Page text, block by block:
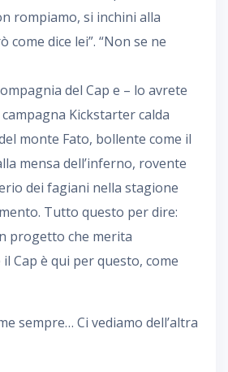
rompiamo, si inchini alla
come dice lei”. “Non se ne
del Cap e – lo avrete
Kickstarter calda
monte Fato, bollente come il
mensa dell’inferno, rovente
dei fagiani nella stagione
Tutto questo per dire:
progetto che merita
Cap è qui per questo, come
sempre… Ci vediamo dell’altra